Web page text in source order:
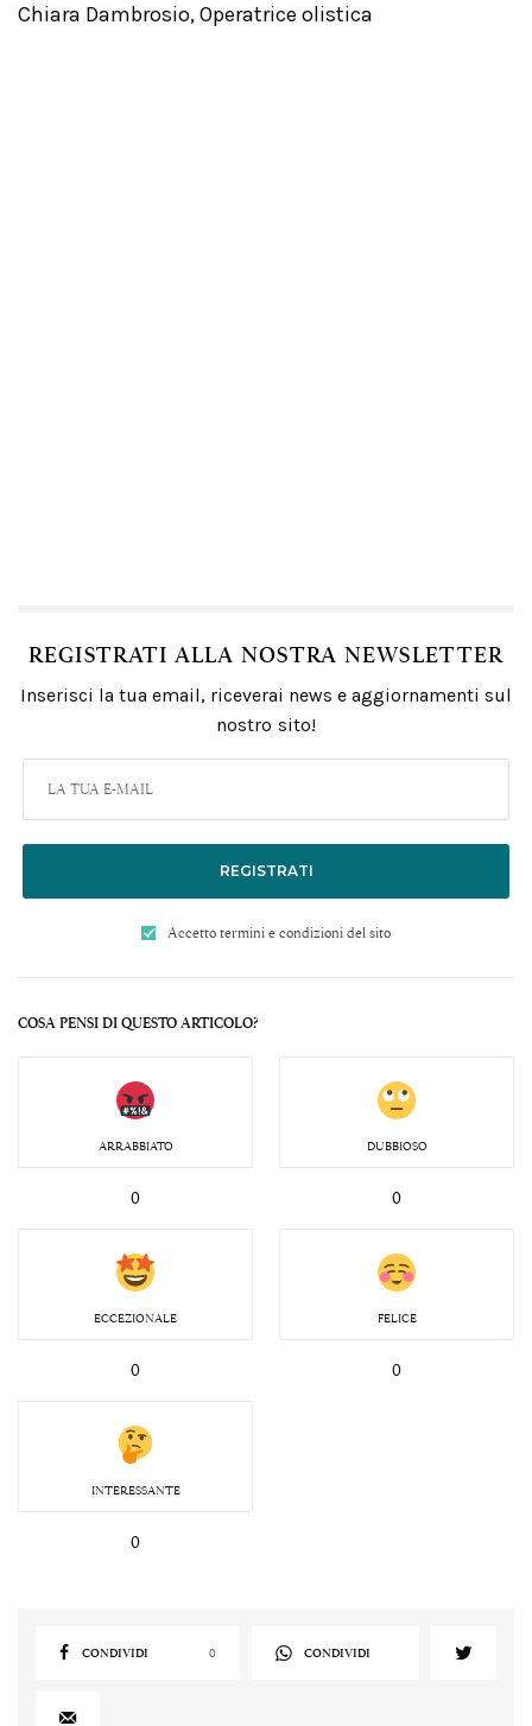
Chiara Dambrosio, Operatrice olistica
REGISTRATI ALLA NOSTRA NEWSLETTER
Inserisci la tua email, riceverai news e aggiornamenti sul
nostro sito!
REGISTRATI
Accetto termini e condizioni del sito
COSA PENSI DI QUESTO ARTICOLO?
ARRABBIATO
0
DUBBIOSO
0
ECCEZIONALE
0
FELICE
0
INTERESSANTE
0
CONDIVIDI 0 CONDIVIDI